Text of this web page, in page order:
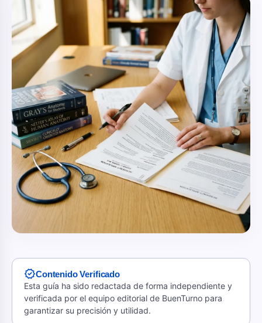
verifiedContenido Verificado
Esta guía ha sido redactada de forma independiente y
verificada por el equipo editorial de BuenTurno para
garantizar su precisión y utilidad.